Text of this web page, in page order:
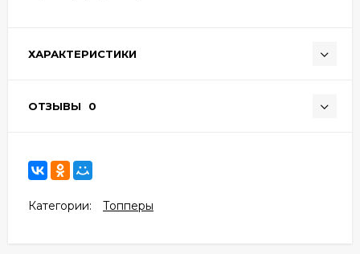
ХАРАКТЕРИСТИКИ
ОТЗЫВЫ 0
Категории: Топперы